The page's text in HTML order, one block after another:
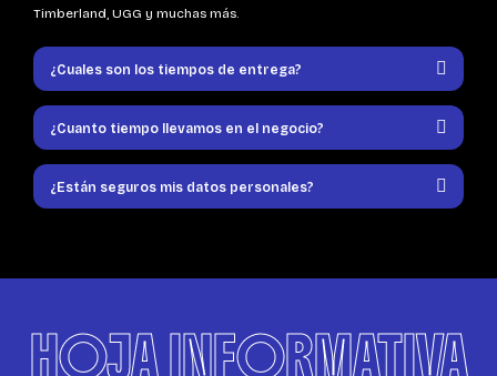
Timberland, UGG y muchas más.
¿Cuales son los tiempos de entrega?
¿Cuanto tiempo llevamos en el negocio?
¿Están seguros mis datos personales?
HOJA INFORMATIVA